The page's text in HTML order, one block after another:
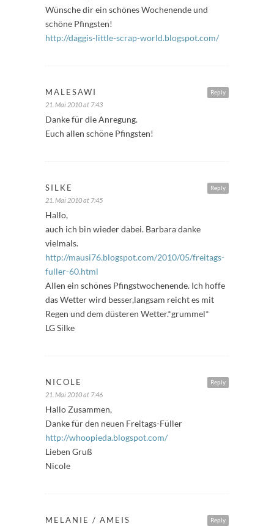
Wünsche dir ein schönes Wochenende und
schöne Pfingsten!
http://daggis-little-scrap-world.blogspot.com/
Reply
MALESAWI
21. Mai 2010 at 7:43
Danke für die Anregung.
Euch allen schöne Pfingsten!
Reply
SILKE
21. Mai 2010 at 7:45
Hallo,
auch ich bin wieder dabei. Barbara danke
vielmals.
http://mausi76.blogspot.com/2010/05/freitags-
fuller-60.html
Allen ein schönes Pfingstwochenende. Ich hoffe
das Wetter wird besser,langsam reicht es mit
Regen und dem düsteren Wetter.*grummel*
LG Silke
Reply
NICOLE
21. Mai 2010 at 7:46
Hallo Zusammen,
Danke für den neuen Freitags-Füller
http://whoopieda.blogspot.com/
Lieben Gruß
Nicole
Reply
MELANIE / AMEIS